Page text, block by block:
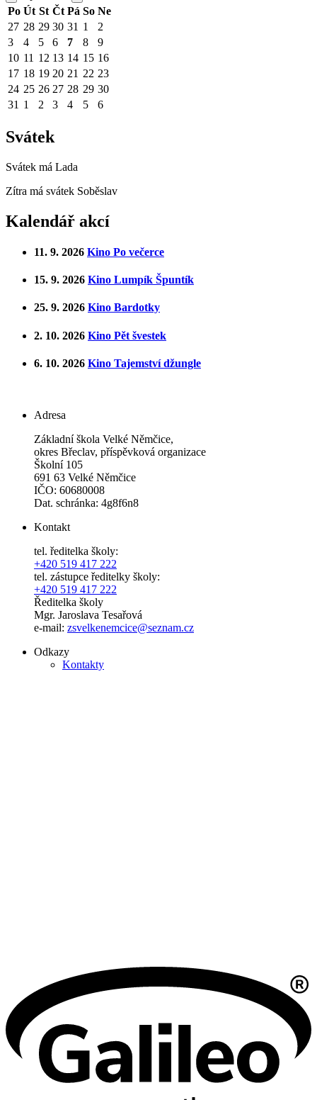
Po Út St Čt Pá So Ne
27 28 29 30 31 1
2
3
4 5 6 7 8
9
10 11 12 13 14 15 16
17 18 19 20 21 22 23
24 25 26 27 28 29 30
31 1 2 3 4 5 6
Svátek
Svátek má Lada
Zítra má svátek Soběslav
Kalendář akcí
11. 9. 2026 Kino Po večerce
15. 9. 2026 Kino Lumpík Špuntík
25. 9. 2026 Kino Bardotky
2. 10. 2026 Kino Pět švestek
6. 10. 2026 Kino Tajemství džungle
Adresa
Základní škola Velké Němčice,
okres Břeclav, příspěvková organizace
Školní 105
691 63 Velké Němčice
IČO: 60680008
Dat. schránka: 4g8f6n8
Kontakt
tel. ředitelka školy:
+420 519 417 222
tel. zástupce ředitelky školy:
+420 519 417 222
Ředitelka školy
Mgr. Jaroslava Tesařová
e-mail: zsvelkenemcice@seznam.cz
Odkazy
Kontakty